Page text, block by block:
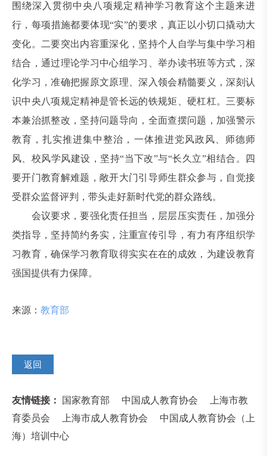
围绕深入贯彻中央八项规定精神学习教育这个主题来进
行，每项措施都要体现“实”的要求，真正以小切口撬动大
变化。二要突出内容重深化，坚持个人自学与集中学习相
结合，通过理论学习中心组学习、举办读书班等方式，深
化学习，准确把握原文原理、深入领会精髓要义，深刻认
识中央八项规定精神是管长远的铁规矩、硬杠杠。三要标
本兼治抓整改，坚持问题导向，全面查摆问题，加强警示
教育，扎实推进集中整治，一体推进党风政风、师德师
风、校风学风建设，坚持“当下改”与“长久立”相结合。四
要开门教育解难题，敞开大门引导师生群众参与，自觉接
受群众监督评判，带头走好新时代党的群众路线。
会议要求，要强化责任担当，层层压实责任，加强分
类指导，坚持简约务实，注重宣传引导，有力有序组织学
习教育，确保学习教育取得实实在在的成效，为建设教育
强国提供有力保障。
来源： 教育部
返回
友情链接： 国家教育部 中国成人教育协会
上海市教
育委员会
上海市成人教育协会
中国成人教育协会（上
海）培训中心